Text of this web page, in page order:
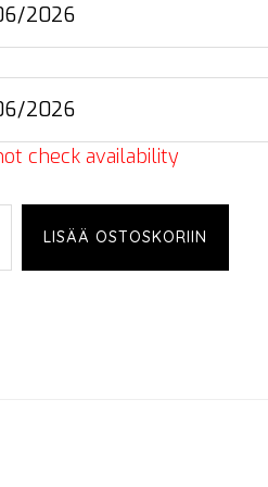
check availability
LISÄÄ OSTOSKORIIN